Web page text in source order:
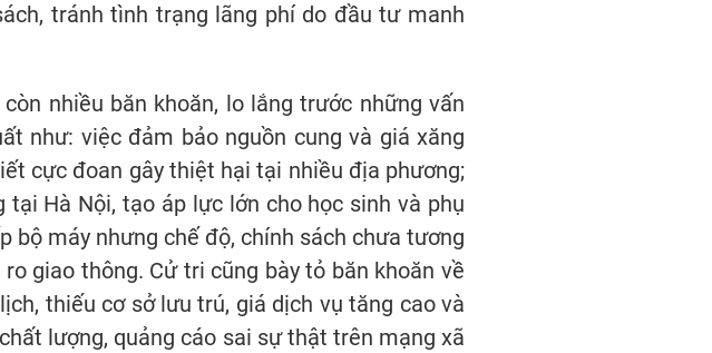
tránh tình trạng lãng phí do đầu tư manh
nhiều băn khoăn, lo lắng trước những vấn
như: việc đảm bảo nguồn cung và giá xăng
cực đoan gây thiệt hại tại nhiều địa phương;
Hà Nội, tạo áp lực lớn cho học sinh và phụ
bộ máy nhưng chế độ, chính sách chưa tương
giao thông. Cử tri cũng bày tỏ băn khoăn về
thiếu cơ sở lưu trú, giá dịch vụ tăng cao và
lượng, quảng cáo sai sự thật trên mạng xã